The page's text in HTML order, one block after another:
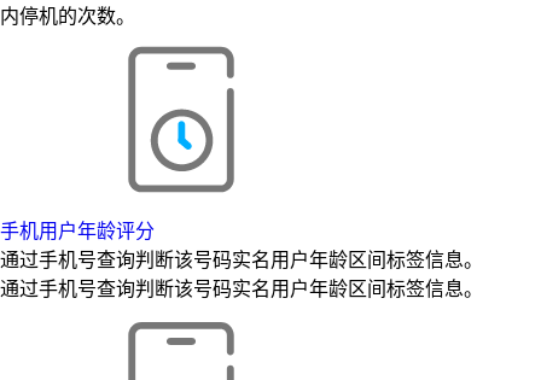
内停机的次数。
手机用户年龄评分
通过手机号查询判断该号码实名用户年龄区间标签信息。
通过手机号查询判断该号码实名用户年龄区间标签信息。